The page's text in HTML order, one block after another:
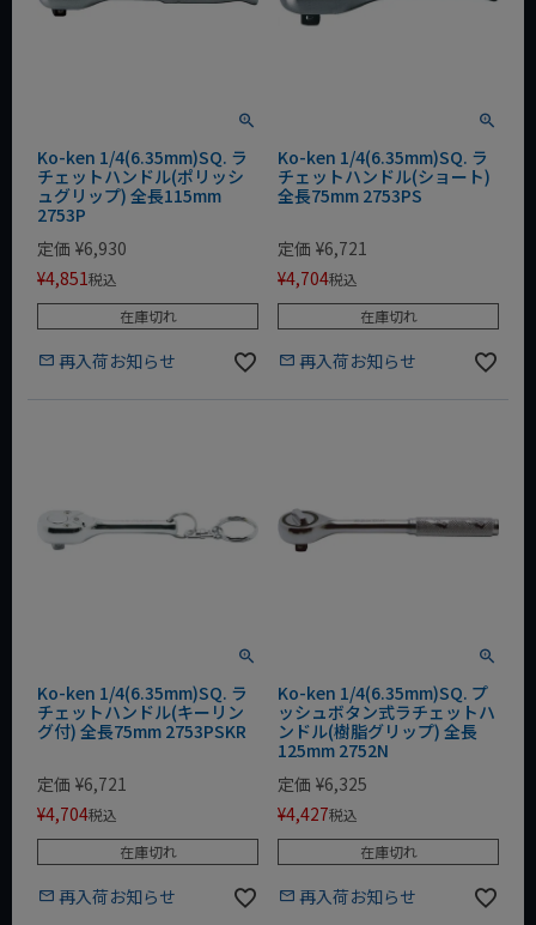
Ko-ken 1/4(6.35mm)SQ. ラ
チェットハンドル(ポリッシ
ュグリップ) 全長115mm
2753P
定価 ¥6,930
¥4,851税込
在庫切れ
再入荷お知らせ
Ko-ken 1/4(6.35mm)SQ. ラ
チェットハンドル(ショート)
全長75mm 2753PS
定価 ¥6,721
¥4,704税込
在庫切れ
再入荷お知らせ
Ko-ken 1/4(6.35mm)SQ. ラ
チェットハンドル(キーリン
グ付) 全長75mm 2753PSKR
定価 ¥6,721
¥4,704税込
在庫切れ
再入荷お知らせ
Ko-ken 1/4(6.35mm)SQ. プ
ッシュボタン式ラチェットハ
ンドル(樹脂グリップ) 全長
125mm 2752N
定価 ¥6,325
¥4,427税込
在庫切れ
再入荷お知らせ